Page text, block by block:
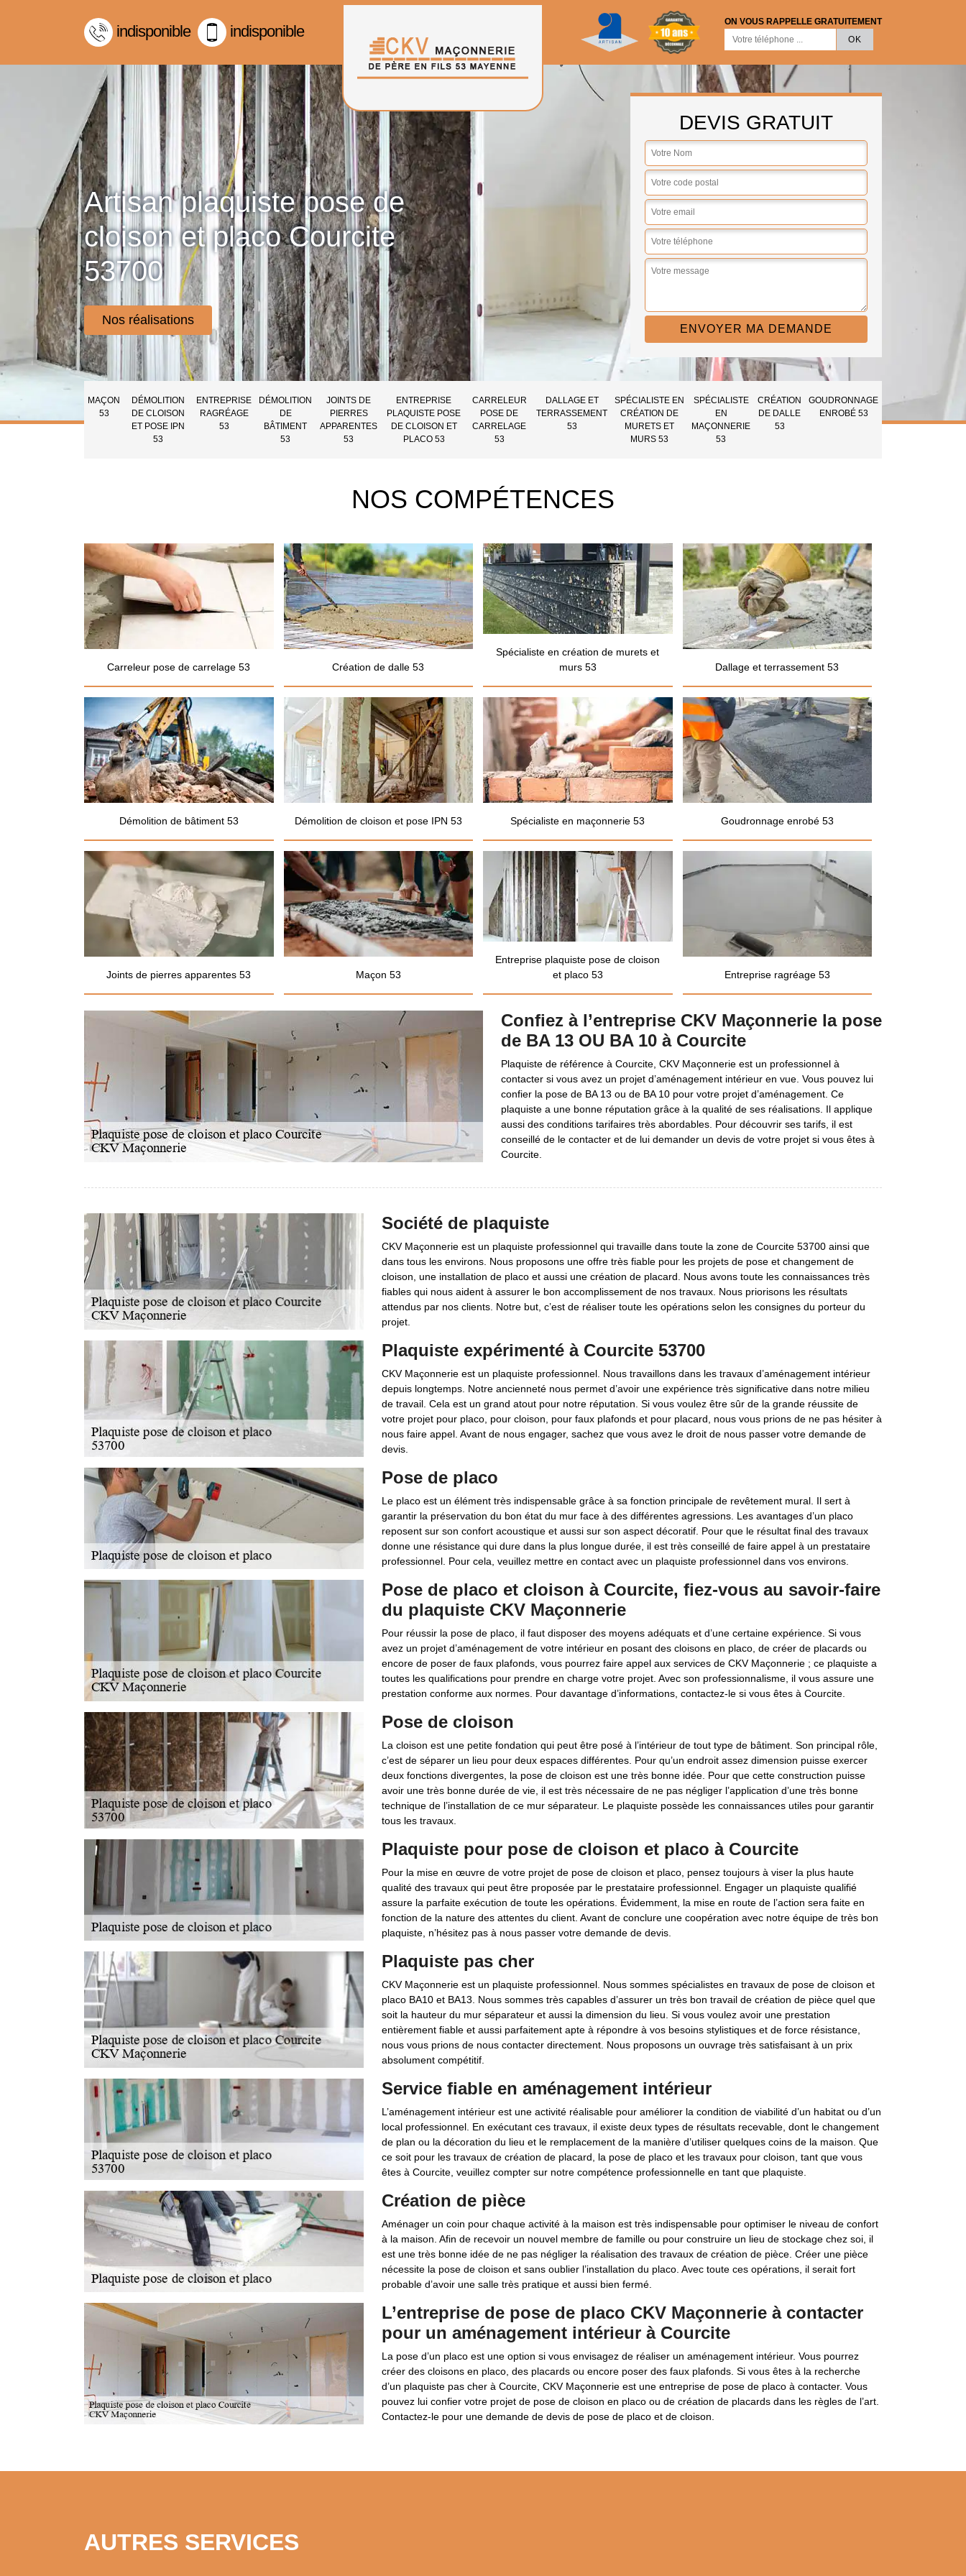
indisponible indisponible
ON VOUS RAPPELLE GRATUITEMENT
Artisan plaquiste pose de
cloison et placo Courcite
53700
Nos réalisations
DEVIS GRATUIT
MAÇON
53
DÉMOLITION
DE CLOISON
ET POSE IPN
53
ENTREPRISE
RAGRÉAGE
53
DÉMOLITION
DE
BÂTIMENT
53
JOINTS DE
PIERRES
APPARENTES
53
ENTREPRISE
PLAQUISTE POSE
DE CLOISON ET
PLACO 53
CARRELEUR
POSE DE
CARRELAGE
53
DALLAGE ET
TERRASSEMENT
53
SPÉCIALISTE EN
CRÉATION DE
MURETS ET
MURS 53
SPÉCIALISTE
EN
MAÇONNERIE
53
CRÉATION
DE DALLE
53
GOUDRONNAGE
ENROBÉ 53
NOS COMPÉTENCES
Carreleur pose de carrelage 53 Création de dalle 53
Spécialiste en création de murets et
murs 53
Dallage et terrassement 53
Démolition de bâtiment 53 Démolition de cloison et pose IPN 53 Spécialiste en maçonnerie 53 Goudronnage enrobé 53
Joints de pierres apparentes 53 Maçon 53
Entreprise plaquiste pose de cloison
et placo 53
Entreprise ragréage 53
Confiez à l’entreprise CKV Maçonnerie la pose
de BA 13 OU BA 10 à Courcite
Plaquiste de référence à Courcite, CKV Maçonnerie est un professionnel à
contacter si vous avez un projet d’aménagement intérieur en vue. Vous pouvez lui
confier la pose de BA 13 ou de BA 10 pour votre projet d’aménagement. Ce
plaquiste a une bonne réputation grâce à la qualité de ses réalisations. Il applique
aussi des conditions tarifaires très abordables. Pour découvrir ses tarifs, il est
conseillé de le contacter et de lui demander un devis de votre projet si vous êtes à
Courcite.
Société de plaquiste
CKV Maçonnerie est un plaquiste professionnel qui travaille dans toute la zone de Courcite 53700 ainsi que
dans tous les environs. Nous proposons une offre très fiable pour les projets de pose et changement de
cloison, une installation de placo et aussi une création de placard. Nous avons toute les connaissances très
fiables qui nous aident à assurer le bon accomplissement de nos travaux. Nous priorisons les résultats
attendus par nos clients. Notre but, c’est de réaliser toute les opérations selon les consignes du porteur du
projet.
Plaquiste expérimenté à Courcite 53700
CKV Maçonnerie est un plaquiste professionnel. Nous travaillons dans les travaux d’aménagement intérieur
depuis longtemps. Notre ancienneté nous permet d’avoir une expérience très significative dans notre milieu
de travail. Cela est un grand atout pour notre réputation. Si vous voulez être sûr de la grande réussite de
votre projet pour placo, pour cloison, pour faux plafonds et pour placard, nous vous prions de ne pas hésiter à
nous faire appel. Avant de nous engager, sachez que vous avez le droit de nous passer votre demande de
devis.
Pose de placo
Le placo est un élément très indispensable grâce à sa fonction principale de revêtement mural. Il sert à
garantir la préservation du bon état du mur face à des différentes agressions. Les avantages d’un placo
reposent sur son confort acoustique et aussi sur son aspect décoratif. Pour que le résultat final des travaux
donne une résistance qui dure dans la plus longue durée, il est très conseillé de faire appel à un prestataire
professionnel. Pour cela, veuillez mettre en contact avec un plaquiste professionnel dans vos environs.
Pose de placo et cloison à Courcite, fiez-vous au savoir-faire
du plaquiste CKV Maçonnerie
Pour réussir la pose de placo, il faut disposer des moyens adéquats et d’une certaine expérience. Si vous
avez un projet d’aménagement de votre intérieur en posant des cloisons en placo, de créer de placards ou
encore de poser de faux plafonds, vous pourrez faire appel aux services de CKV Maçonnerie ; ce plaquiste a
toutes les qualifications pour prendre en charge votre projet. Avec son professionnalisme, il vous assure une
prestation conforme aux normes. Pour davantage d’informations, contactez-le si vous êtes à Courcite.
Pose de cloison
La cloison est une petite fondation qui peut être posé à l’intérieur de tout type de bâtiment. Son principal rôle,
c’est de séparer un lieu pour deux espaces différentes. Pour qu’un endroit assez dimension puisse exercer
deux fonctions divergentes, la pose de cloison est une très bonne idée. Pour que cette construction puisse
avoir une très bonne durée de vie, il est très nécessaire de ne pas négliger l’application d’une très bonne
technique de l’installation de ce mur séparateur. Le plaquiste possède les connaissances utiles pour garantir
tous les travaux.
Plaquiste pour pose de cloison et placo à Courcite
Pour la mise en œuvre de votre projet de pose de cloison et placo, pensez toujours à viser la plus haute
qualité des travaux qui peut être proposée par le prestataire professionnel. Engager un plaquiste qualifié
assure la parfaite exécution de toute les opérations. Évidemment, la mise en route de l’action sera faite en
fonction de la nature des attentes du client. Avant de conclure une coopération avec notre équipe de très bon
plaquiste, n’hésitez pas à nous passer votre demande de devis.
Plaquiste pas cher
CKV Maçonnerie est un plaquiste professionnel. Nous sommes spécialistes en travaux de pose de cloison et
placo BA10 et BA13. Nous sommes très capables d’assurer un très bon travail de création de pièce quel que
soit la hauteur du mur séparateur et aussi la dimension du lieu. Si vous voulez avoir une prestation
entièrement fiable et aussi parfaitement apte à répondre à vos besoins stylistiques et de force résistance,
nous vous prions de nous contacter directement. Nous proposons un ouvrage très satisfaisant à un prix
absolument compétitif.
Service fiable en aménagement intérieur
L’aménagement intérieur est une activité réalisable pour améliorer la condition de viabilité d’un habitat ou d’un
local professionnel. En exécutant ces travaux, il existe deux types de résultats recevable, dont le changement
de plan ou la décoration du lieu et le remplacement de la manière d’utiliser quelques coins de la maison. Que
ce soit pour les travaux de création de placard, la pose de placo et les travaux pour cloison, tant que vous
êtes à Courcite, veuillez compter sur notre compétence professionnelle en tant que plaquiste.
Création de pièce
Aménager un coin pour chaque activité à la maison est très indispensable pour optimiser le niveau de confort
à la maison. Afin de recevoir un nouvel membre de famille ou pour construire un lieu de stockage chez soi, il
est une très bonne idée de ne pas négliger la réalisation des travaux de création de pièce. Créer une pièce
nécessite la pose de cloison et sans oublier l’installation du placo. Avec toute ces opérations, il serait fort
probable d’avoir une salle très pratique et aussi bien fermé.
L’entreprise de pose de placo CKV Maçonnerie à contacter
pour un aménagement intérieur à Courcite
La pose d’un placo est une option si vous envisagez de réaliser un aménagement intérieur. Vous pourrez
créer des cloisons en placo, des placards ou encore poser des faux plafonds. Si vous êtes à la recherche
d’un plaquiste pas cher à Courcite, CKV Maçonnerie est une entreprise de pose de placo à contacter. Vous
pouvez lui confier votre projet de pose de cloison en placo ou de création de placards dans les règles de l’art.
Contactez-le pour une demande de devis de pose de placo et de cloison.
AUTRES SERVICES